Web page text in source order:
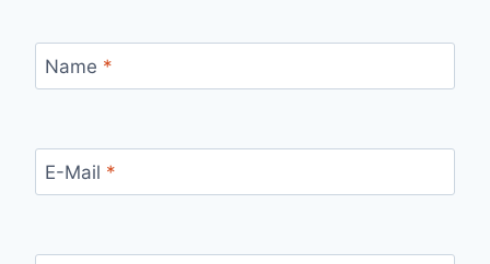
Name *
E-Mail *